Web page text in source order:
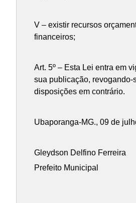
V – existir recursos
financeiros;
Art. 5º – Esta Lei entra em
sua publicação, revogando-
disposições em contrário.
Ubaporanga-MG., 09 de
Gleydson Delfino Ferreira
Prefeito Municipal